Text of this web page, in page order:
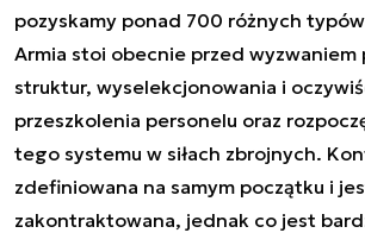
pozyskamy ponad 700 różnych
Armia stoi obecnie przed
struktur, wyselekcjonowania i
przeszkolenia personelu oraz
tego systemu w siłach zbrojnych.
zdefiniowana na samym początku i
zakontraktowana, jednak co jest